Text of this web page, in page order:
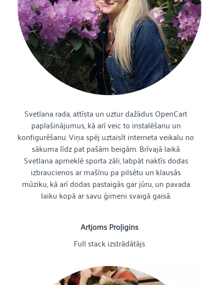
Svetlana rada, attīsta un uztur dažādus OpenCart
paplašinājumus, kā arī veic to instalēšanu un
konfigurēšanu. Viņa spēj uztaisīt interneta veikalu no
sākuma līdz pat pašām beigām. Brīvajā laikā
Svetlana apmeklē sporta zāli, labpāt naktīs dodas
izbraucienos ar mašīnu pa pilsētu un klausās
mūziku, kā arī dodas pastaigās gar jūru, un pavada
laiku kopā ar savu ģimeni svaigā gaisā.
Artjoms Proļigins
Full stack izstrādātājs